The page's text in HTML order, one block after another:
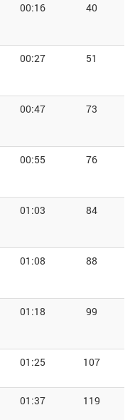
00:16 40
00:27 51
00:47 73
00:55 76
01:03 84
01:08 88
01:18 99
01:25 107
01:37 119